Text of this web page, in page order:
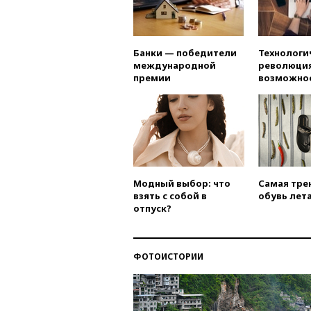
Банки — победители
международной
премии
Модный выбор: что
взять с собой в
отпуск?
Самая
обувь
ФОТОИСТОРИИ